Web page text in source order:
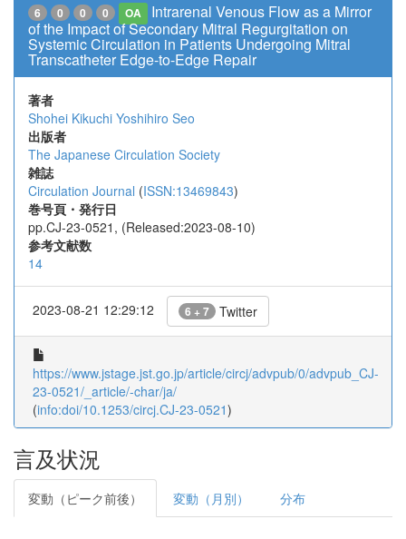
6 0 0 0 OA
Intrarenal Venous Flow as a Mirror
of the Impact of Secondary Mitral Regurgitation on
Systemic Circulation in Patients Undergoing Mitral
Transcatheter Edge-to-Edge Repair
著者
Shohei Kikuchi Yoshihiro Seo
出版者
The Japanese Circulation Society
雑誌
Circulation Journal (ISSN:13469843)
巻号頁・発行日
pp.CJ-23-0521, (Released:2023-08-10)
参考文献数
14
2023-08-21 12:29:12 6 + 7 Twitter
https://www.jstage.jst.go.jp/article/circj/advpub/0/advpub_CJ-
23-0521/_article/-char/ja/
(info:doi/10.1253/circj.CJ-23-0521)
言及状況
変動（ピーク前後） 変動（月別） 分布